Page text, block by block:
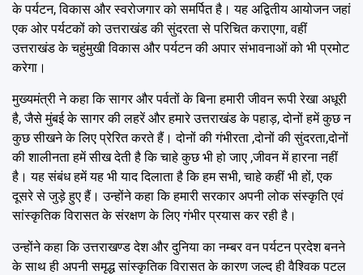
के पर्यटन, विकास और स्वरोजगार को समर्पित है। यह अद्वितीय आयोजन जहां
एक ओर पर्यटकों को उत्तराखंड की सुंदरता से परिचित कराएगा, वहीं
उत्तराखंड के चहुंमुखी विकास और पर्यटन की अपार संभावनाओं को भी प्रमोट
करेगा।
मुख्यमंत्री ने कहा कि सागर और पर्वतों के बिना हमारी जीवन रूपी रेखा अधूरी
है, जैसे मुंबई के सागर की लहरें और हमारे उत्तराखंड के पहाड़, दोनों हमें कुछ न
कुछ सीखने के लिए प्रेरित करते हैं। दोनों की गंभीरता ,दोनों की सुंदरता,दोनों
की शालीनता हमें सीख देती है कि चाहे कुछ भी हो जाए ,जीवन में हारना नहीं
है। यह संबंध हमें यह भी याद दिलाता है कि हम सभी, चाहे कहीं भी हों, एक
दूसरे से जुड़े हुए हैं। उन्होंने कहा कि हमारी सरकार अपनी लोक संस्कृति एवं
सांस्कृतिक विरासत के संरक्षण के लिए गंभीर प्रयास कर रही है।
उन्होंने कहा कि उत्तराखण्ड देश और दुनिया का नम्बर वन पर्यटन प्रदेश बनने
के साथ ही अपनी समृद्ध सांस्कृतिक विरासत के कारण जल्द ही वैश्विक पटल